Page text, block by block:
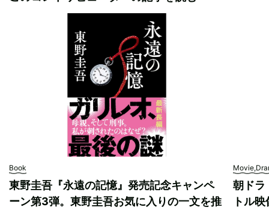
Book
東野圭吾『永遠の記憶』発売記念キャンペ
ーン第3弾。東野圭吾お気に入りの一文を推
朝ドラ
トル